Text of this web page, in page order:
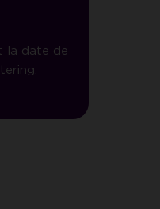
la date de